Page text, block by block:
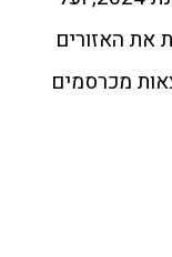
את האזורים
מכרסמים